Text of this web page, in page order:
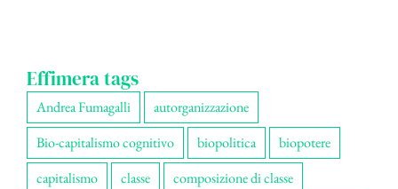
Effimera tags
Andrea Fumagalli
autorganizzazione
Bio-capitalismo cognitivo
biopolitica
biopotere
capitalismo
classe
composizione di classe